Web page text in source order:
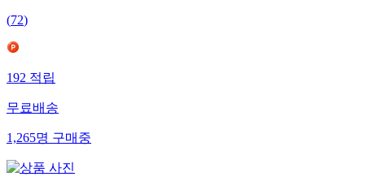
(72)
192 적립
무료배송
1,265명 구매중